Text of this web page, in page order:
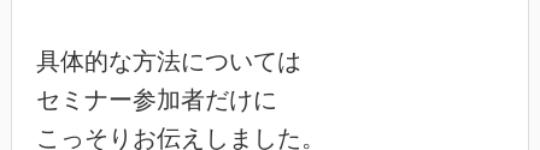
具体的な方法については
セミナー参加者だけに
こっそりお伝えしました。